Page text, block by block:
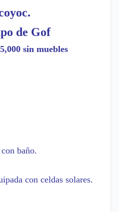
de Gof
sin muebles
baño.
con celdas solares.